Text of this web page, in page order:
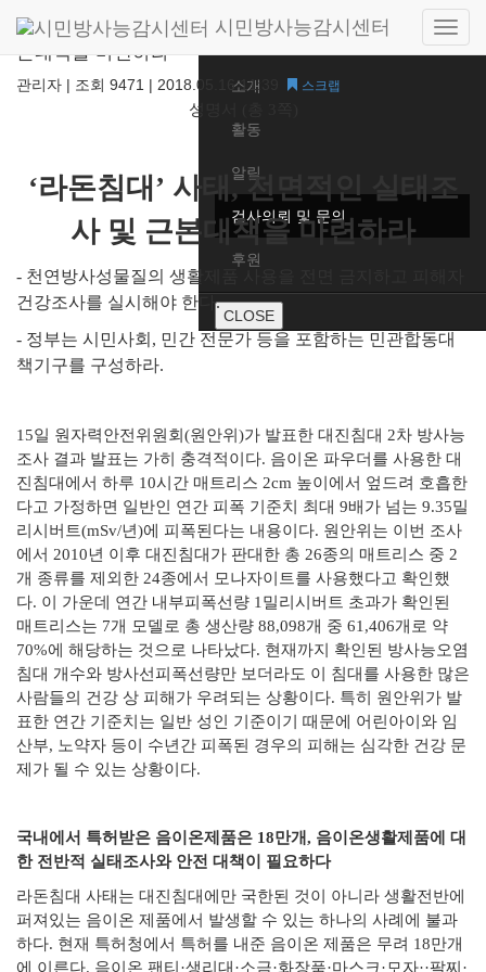
Home
소개
활동
알림
검사의뢰 및 문의
후원
CLOSE
시민방사능감시센터
Side
[성명서] ‘라돈침대’ 사태, 전면적인 실태조사 및 근
본대책을 마련하라
관리자 | 조회 9471 | 2018.05.16 11:39 스크랩
성명서 (총 3쪽)
‘라돈침대’ 사태, 전면적인 실태조
사 및 근본대책을 마련하라
- 천연방사성물질의 생활제품 사용을 전면 금지하고 피해자
건강조사를 실시해야 한다.
- 정부는 시민사회, 민간 전문가 등을 포함하는 민관합동대
책기구를 구성하라.
15일 원자력안전위원회(원안위)가 발표한 대진침대 2차 방사능
조사 결과 발표는 가히 충격적이다. 음이온 파우더를 사용한 대
진침대에서 하루 10시간 매트리스 2cm 높이에서 엎드려 호흡한
다고 가정하면 일반인 연간 피폭 기준치 최대 9배가 넘는 9.35밀
리시버트(mSv/년)에 피폭된다는 내용이다. 원안위는 이번 조사
에서 2010년 이후 대진침대가 판대한 총 26종의 매트리스 중 2
개 종류를 제외한 24종에서 모나자이트를 사용했다고 확인했
다. 이 가운데 연간 내부피폭선량 1밀리시버트 초과가 확인된
매트리스는 7개 모델로 총 생산량 88,098개 중 61,406개로 약
70%에 해당하는 것으로 나타났다. 현재까지 확인된 방사능오염
침대 개수와 방사선피폭선량만 보더라도 이 침대를 사용한 많은
사람들의 건강 상 피해가 우려되는 상황이다. 특히 원안위가 발
표한 연간 기준치는 일반 성인 기준이기 때문에 어린아이와 임
산부, 노약자 등이 수년간 피폭된 경우의 피해는 심각한 건강 문
제가 될 수 있는 상황이다.
국내에서 특허받은 음이온제품은 18만개, 음이온생활제품에 대
한 전반적 실태조사와 안전 대책이 필요하다
라돈침대 사태는 대진침대에만 국한된 것이 아니라 생활전반에
퍼져있는 음이온 제품에서 발생할 수 있는 하나의 사례에 불과
하다. 현재 특허청에서 특허를 내준 음이온 제품은 무려 18만개
에 이른다. 음이온 팬티·생리대·소금·화장품·마스크·모자··팔찌·